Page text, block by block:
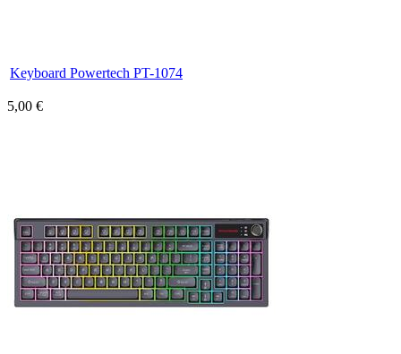
Keyboard Powertech PT-1074
5,00 €